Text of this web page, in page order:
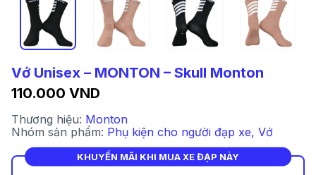
Vớ Unisex – MONTON – Skull Monton
110.000 VND
Thương hiệu: Monton
Nhóm sản phẩm: Phụ kiện cho người đạp xe, Vớ
KHUYẾN MÃI KHI MUA XE ĐẠP NÀY